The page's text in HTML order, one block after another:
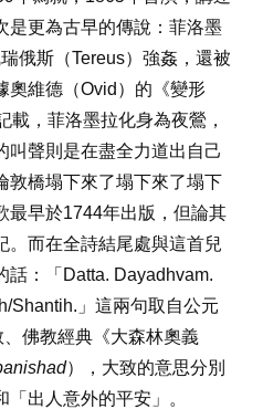
是更為古早的傳說：菲洛墨
俄斯（Tereus）強姦，還被
奧維德（Ovid）的《變形
載，菲洛墨拉化身為夜鶯，
叫聲則是在盡全力道出自己
敦橋塌下來了塌下來了塌下
最早於1744年出版，但論其
。而在全詩結尾處與這首兒
話：「Datta. Dayadhvam.
Shantih.」這兩句取自公元
佛教經典《大森林奧義
），大致的意思分別
出人意外的平安」。